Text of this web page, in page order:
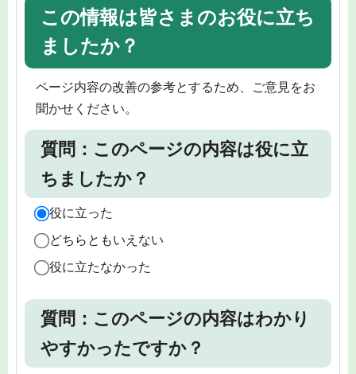
この情報は皆さまのお役に立ち
ましたか？
ページ内容の改善の参考とするため、ご意見をお
聞かせください。
質問：このページの内容は役に立
ちましたか？
役に立った
どちらともいえない
役に立たなかった
質問：このページの内容はわかり
やすかったですか？